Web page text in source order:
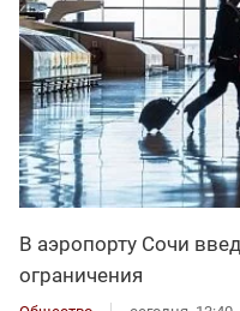
В аэропорту Сочи
ограничения